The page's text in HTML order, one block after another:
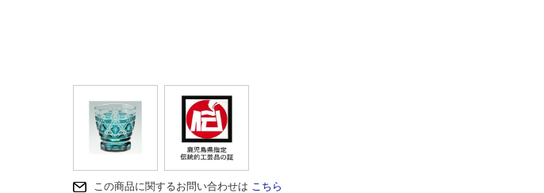
この商品に関するお問い合わせは こちら